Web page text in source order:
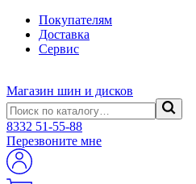
Покупателям
Доставка
Сервис
Магазин шин и дисков
8332 51-55-88
Перезвоните мне